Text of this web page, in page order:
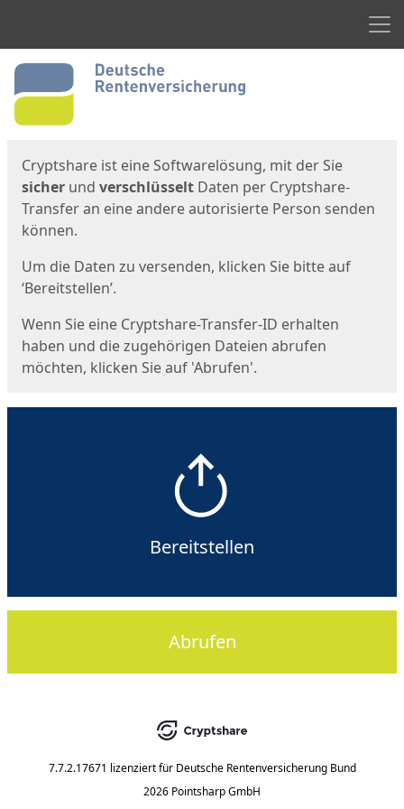
Start
Cryptshare ist eine Softwarelösung, mit der Sie
sicher und verschlüsselt Daten per Cryptshare-
Transfer an eine andere autorisierte Person senden
können.
Um die Daten zu versenden, klicken Sie bitte auf
‘Bereitstellen’.
Wenn Sie eine Cryptshare-Transfer-ID erhalten
haben und die zugehörigen Dateien abrufen
möchten, klicken Sie auf 'Abrufen'.
Bereitstellen
Abrufen
7.7.2.17671 lizenziert für Deutsche Rentenversicherung Bund
2026 Pointsharp GmbH